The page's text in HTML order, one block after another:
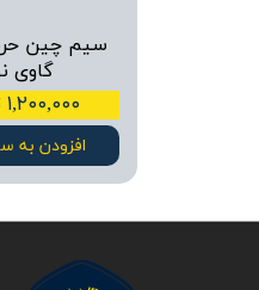
سیم چین
گاوی
۱,۲۰۰,۰۰۰ تومان
افزودن به